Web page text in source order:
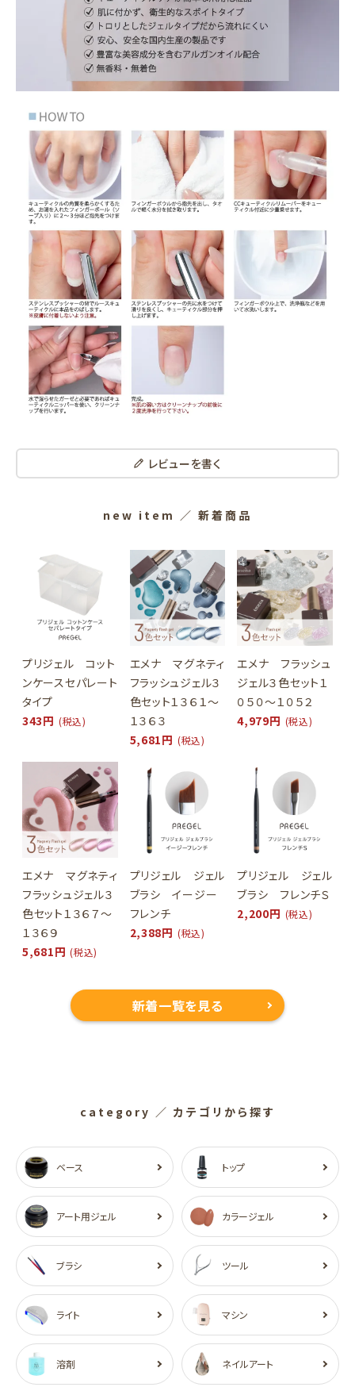
レビューを書く
new item ／ 新着商品
プリジェル コット
ンケースセパレート
タイプ
343円 (税込)
エメナ マグネティ
フラッシュジェル３
色セット１３６１～
１３６３
5,681円 (税込)
エメナ フラッシュ
ジェル３色セット１
０５０～１０５２
4,979円 (税込)
エメナ マグネティ
フラッシュジェル３
色セット１３６７～
１３６９
5,681円 (税込)
プリジェル ジェル
ブラシ イージー
フレンチ
2,388円 (税込)
プリジェル ジェル
ブラシ フレンチＳ
2,200円 (税込)
新着一覧を見る
category ／ カテゴリから探す
ベース トップ
アート用ジェル カラージェル
ブラシ ツール
ライト マシン
溶剤 ネイルアート